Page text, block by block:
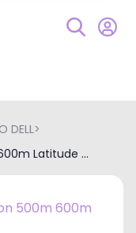
DELL>
600m Latitude ...
500m 600m